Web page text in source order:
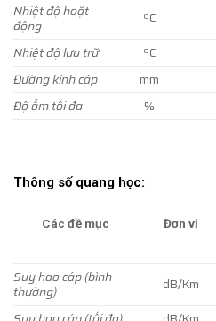
Nhiệt độ hoặt
động
ºC
Nhiệt độ lưu trữ
ºC
Đường kính cáp
mm
Độ ẩm tối đa
%
Thông số quang học:
Các đề mục Đơn vị
Suy hao cáp (bình
thường)
dB/Km